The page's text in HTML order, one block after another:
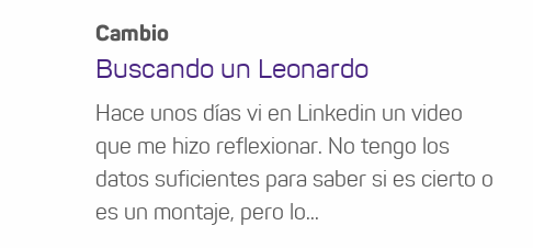
Cambio
Buscando un Leonardo
Hace unos días vi en Linkedin un video
que me hizo reflexionar. No tengo los
datos suficientes para saber si es cierto o
es un montaje, pero lo...